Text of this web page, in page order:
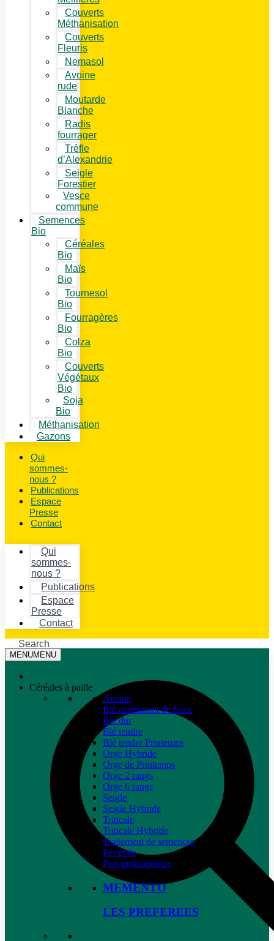
Couverts
Méthanisation
Couverts
Fleuris
Nemasol
Avoine
rude
Moutarde
Blanche
Radis
fourrager
Trèfle
d’Alexandrie
Seigle
Forestier
Vesce
commune
Semences
Bio
Céréales
Bio
Maïs
Bio
Tournesol
Bio
Fourragères
Bio
Colza
Bio
Couverts
Végétaux
Bio
Soja
Bio
Méthanisation
Gazons
Qui
sommes-
nous ?
Publications
Espace
Presse
Contact
Qui
sommes-
nous ?
Publications
Espace
Presse
Contact
Search
MENUMENU
Céréales à paille
Avoine
Blé améliorant de force
Blé dur
Blé tendre
Blé tendre Printemps
Orge Hybride
Orge de Printemps
Orge 2 rangs
Orge 6 rangs
Seigle
Seigle Hybride
Triticale
Triticale Hybride
Traitement de semences
Féverole
Pois protéagineux
MEMENTO
LES PREFEREES